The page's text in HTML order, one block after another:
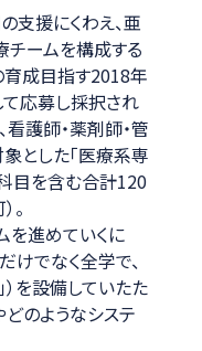
支援にくわえ、亜
ームを構成する
育成目指す2018年
応募し採択され
看護師・薬剤師・管
とした「医療系専
目を含む合計120
。
を進めていくに
けでなく全学で、
を設備していたた
のようなシステ